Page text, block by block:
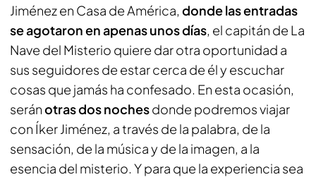
Jiménez en Casa de América, donde las entradas
se agotaron en apenas unos días, el capitán de La
Nave del Misterio quiere dar otra oportunidad a
sus seguidores de estar cerca de él y escuchar
cosas que jamás ha confesado. En esta ocasión,
seránotras dos nochesdonde podremos viajar
con Íker Jiménez, a través de la palabra, de la
sensación, de la música y de la imagen, a la
esencia del misterio. Y para que la experiencia sea